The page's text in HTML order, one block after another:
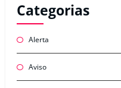
Categorias
Alerta
Aviso